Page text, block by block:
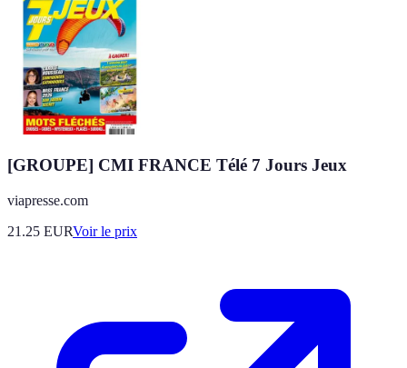
[GROUPE] CMI FRANCE Télé 7 Jours Jeux
viapresse.com
21.25 EURVoir le prix